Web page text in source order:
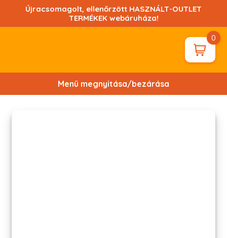
tartalomhoz!
Újracsomagolt, ellenőrzött HASZNÁLT-OUTLET
TERMÉKEK webáruháza!
0
Menü megnyitása/bezárása